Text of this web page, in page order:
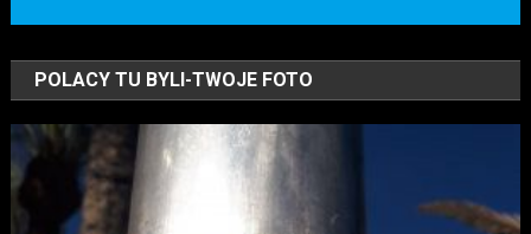
POLACY TU BYLI-TWOJE FOTO